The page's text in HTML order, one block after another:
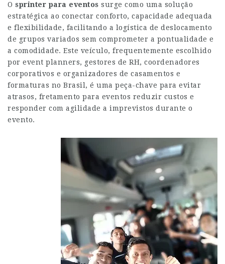
O sprinter para eventos surge como uma solução
estratégica ao conectar conforto, capacidade adequada
e flexibilidade, facilitando a logística de deslocamento
de grupos variados sem comprometer a pontualidade e
a comodidade. Este veículo, frequentemente escolhido
por event planners, gestores de RH, coordenadores
corporativos e organizadores de casamentos e
formaturas no Brasil, é uma peça-chave para evitar
atrasos, fretamento para eventos reduzir custos e
responder com agilidade a imprevistos durante o
evento.